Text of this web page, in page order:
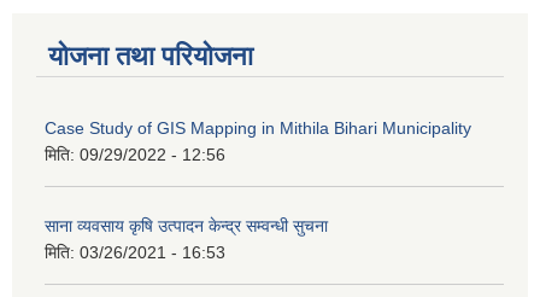
योजना तथा परियोजना
Case Study of GIS Mapping in Mithila Bihari Municipality
मिति: 09/29/2022 - 12:56
साना व्यवसाय कृषि उत्पादन केन्द्र सम्वन्धी सुचना
मिति: 03/26/2021 - 16:53